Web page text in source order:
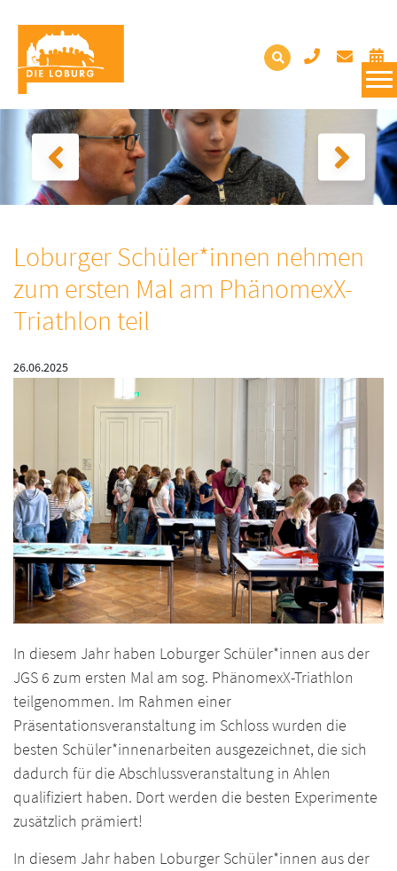
Loburger Schüler*innen nehmen
zum ersten Mal am PhänomexX-
Triathlon teil
26.06.2025
In diesem Jahr haben Loburger Schüler*innen aus der
JGS 6 zum ersten Mal am sog. PhänomexX-Triathlon
teilgenommen. Im Rahmen einer
Präsentationsveranstaltung im Schloss wurden die
besten Schüler*innenarbeiten ausgezeichnet, die sich
dadurch für die Abschlussveranstaltung in Ahlen
qualifiziert haben. Dort werden die besten Experimente
zusätzlich prämiert!
In diesem Jahr haben Loburger Schüler*innen aus der